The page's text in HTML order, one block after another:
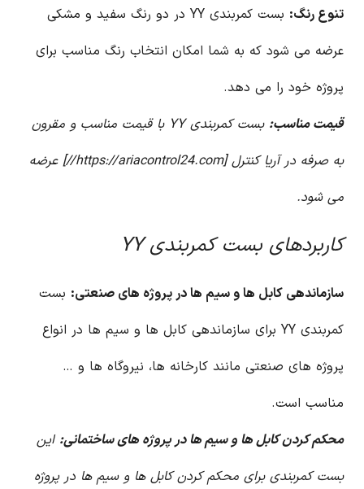
تنوع رنگ:
بست کمربندی YY در دو رنگ سفید و مشکی
عرضه می شود که به شما امکان انتخاب رنگ مناسب برای
پروژه خود را می دهد.
قیمت مناسب:
بست کمربندی YY با قیمت مناسب و مقرون
به صرفه در آریا کنترل [https://ariacontrol24.com//] عرضه
می شود.
کاربردهای بست کمربندی YY
سازماندهی کابل ها و سیم ها در پروژه های صنعتی: بست
کمربندی YY برای سازماندهی کابل ها و سیم ها در انواع
پروژه های صنعتی مانند کارخانه ها، نیروگاه ها و …
مناسب است.
محکم کردن کابل ها و سیم ها در پروژه های ساختمانی: این
بست کمربندی برای محکم کردن کابل ها و سیم ها در پروژه